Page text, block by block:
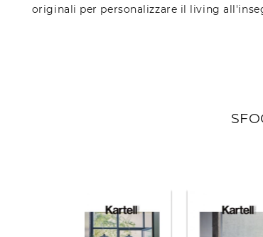
originali per personalizzare il living